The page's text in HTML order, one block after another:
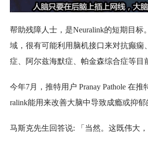
帮助残障人士，是Neuralink的短期目标
域，很有可能利用脑机接口来对抗癫痫
症、阿尔兹海默症、帕金森综合症等目
今年7月，推特用户 Pranay Pathole 在推
ralink能用来改善大脑中导致成瘾或抑郁
马斯克先生回答说: 「当然。这既伟大，